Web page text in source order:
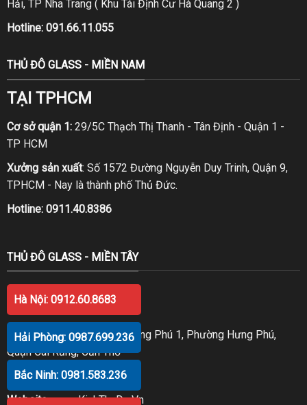
Hải, TP Nha Trang ( Khu Tái Định Cư Hà Quang 2 )
Hotline: 091.66.11.055
THỦ ĐÔ GLASS - MIỀN NAM
TẠI TPHCM
Cơ sở quận 1:29/5C Thạch Thị Thanh - Tân Định - Quận 1 -
TP HCM
Xưởng sản xuất: Số 1572 Đường Nguyễn Duy Trinh, Quận 9,
TPHCM - Nay là thành phố Thủ Đức.
Hotline: 0911.40.8386
THỦ ĐÔ GLASS - MIỀN TÂY
TẠI CẦN THƠ
Số 98 Trần Văn Trà, KDC Hưng Phú 1, Phường Hưng Phú,
Quận Cái Răng, Cần Thơ
Hotline:0914.20.8386
Website:www.KinhThuDo.Vn
Hà Nội: 0912.60.8683
Hải Phòng: 0987.699.236
Bắc Ninh: 0981.583.236